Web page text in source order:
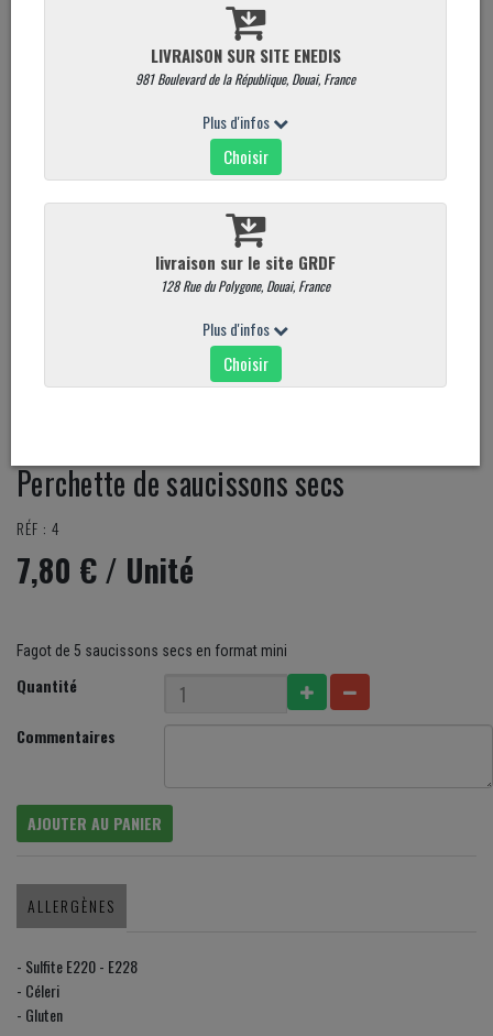
Perchette de saucissons secs
RÉF : 4
7,80 €/ Unité
Fagot de 5 saucissons secs en format mini
Quantité
Commentaires
AJOUTER AU PANIER
ALLERGÈNES
- Sulfite E220 - E228
- Céleri
- Gluten